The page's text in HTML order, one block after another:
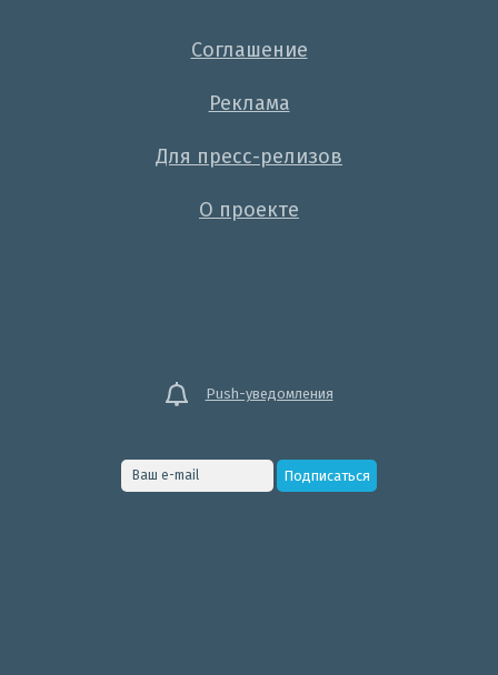
Соглашение
Реклама
Для пресс-релизов
О проекте
Push-уведомления